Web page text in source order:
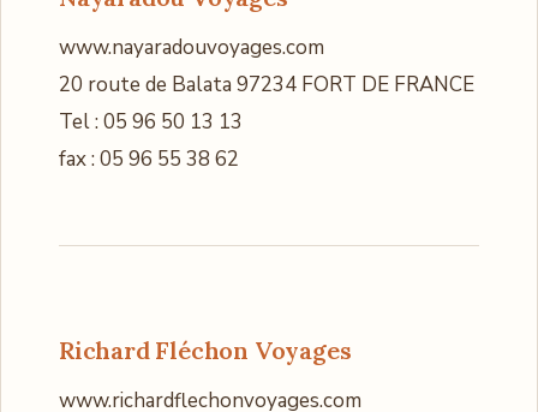
www.nayaradouvoyages.com
20 route de Balata 97234 FORT DE FRANCE
Tel : 05 96 50 13 13
fax : 05 96 55 38 62
Richard Fléchon Voyages
www.richardflechonvoyages.com